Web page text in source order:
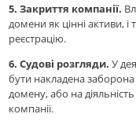
5. Закриття компанії.
домени як цінні активи,
реєстрацію.
6. Судові розгляди. У
бути накладена
домену, або на
компанії.